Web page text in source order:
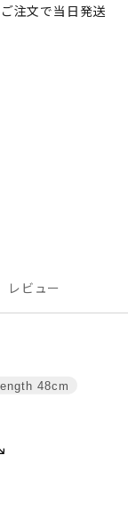
注文で当日発送
レビュー
48cm